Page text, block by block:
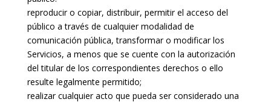
reproducir o copiar, distribuir, permitir el acceso del
público a través de cualquier modalidad de
comunicación pública, transformar o modificar los
Servicios, a menos que se cuente con la autorización
del titular de los correspondientes derechos o ello
resulte legalmente permitido;
realizar cualquier acto que pueda ser considerado una